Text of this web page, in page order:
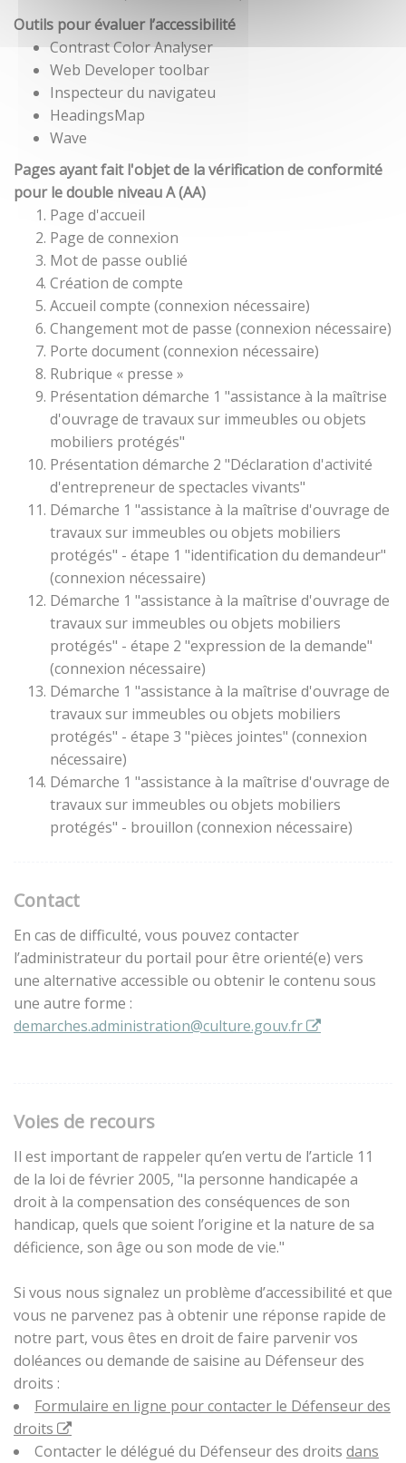
Outils pour évaluer l’accessibilité
Contrast Color Analyser
Web Developer toolbar
Inspecteur du navigateu
HeadingsMap
Wave
Pages ayant fait l'objet de la vérification de conformité
pour le double niveau A (AA)
Page d'accueil
Page de connexion
Mot de passe oublié
Création de compte
Accueil compte (connexion nécessaire)
Changement mot de passe (connexion nécessaire)
Porte document (connexion nécessaire)
Rubrique « presse »
Présentation démarche 1 "assistance à la maîtrise
d'ouvrage de travaux sur immeubles ou objets
mobiliers protégés"
Présentation démarche 2 "Déclaration d'activité
d'entrepreneur de spectacles vivants"
Démarche 1 "assistance à la maîtrise d'ouvrage de
travaux sur immeubles ou objets mobiliers
protégés" - étape 1 "identification du demandeur"
(connexion nécessaire)
Démarche 1 "assistance à la maîtrise d'ouvrage de
travaux sur immeubles ou objets mobiliers
protégés" - étape 2 "expression de la demande"
(connexion nécessaire)
Démarche 1 "assistance à la maîtrise d'ouvrage de
travaux sur immeubles ou objets mobiliers
protégés" - étape 3 "pièces jointes" (connexion
nécessaire)
Démarche 1 "assistance à la maîtrise d'ouvrage de
travaux sur immeubles ou objets mobiliers
protégés" - brouillon (connexion nécessaire)
Contact
En cas de difficulté, vous pouvez contacter
l’administrateur du portail pour être orienté(e) vers
une alternative accessible ou obtenir le contenu sous
une autre forme :
demarches.administration@culture.gouv.fr
Voies de recours
Il est important de rappeler qu’en vertu de l’article 11
de la loi de février 2005, "la personne handicapée a
droit à la compensation des conséquences de son
handicap, quels que soient l’origine et la nature de sa
déficience, son âge ou son mode de vie."
Si vous nous signalez un problème d’accessibilité et que
vous ne parvenez pas à obtenir une réponse rapide de
notre part, vous êtes en droit de faire parvenir vos
doléances ou demande de saisine au Défenseur des
droits :
Formulaire en ligne pour contacter le Défenseur des
droits
Contacter le délégué du Défenseur des droits dans